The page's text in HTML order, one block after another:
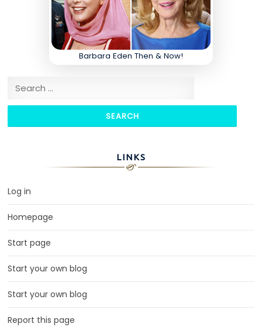
Barbara Eden Then & Now!
Search for:
LINKS
Log in
Homepage
Start page
Start your own blog
Start your own blog
Report this page